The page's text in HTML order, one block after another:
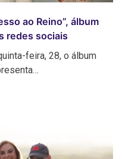
ao Reino”, álbum
redes sociais
feira, 28, o álbum